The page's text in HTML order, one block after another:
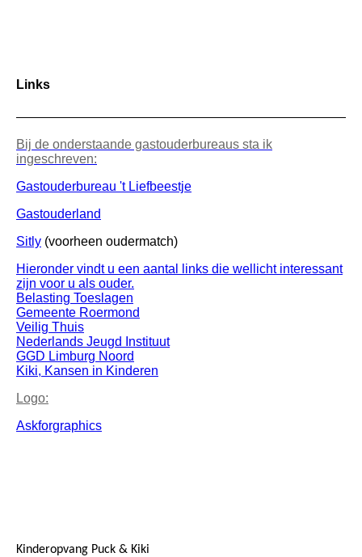
Links
Bij de onderstaande gastouderbureaus sta ik
ingeschreven:
Gastouderbureau 't Liefbeestje
Gastouderland
Sitly (voorheen oudermatch)
Hieronder vindt u een aantal links die wellicht interessant
zijn voor u als ouder.
Belasting Toeslagen
Gemeente Roermond
Veilig Thuis
Nederlands Jeugd Instituut
GGD Limburg Noord
Kiki, Kansen in Kinderen
Logo:
Askforgraphics
Kinderopvang Puck & Kiki